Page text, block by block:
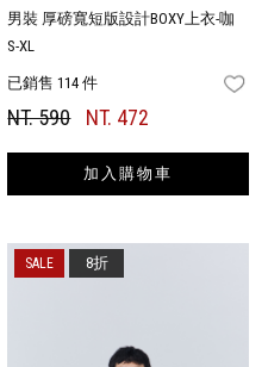
FAVORITES
男裝 厚磅寬短版設計BOXY上衣-咖
S-XL
已銷售 114 件
NT. 590 NT. 472
加入購物車
8折